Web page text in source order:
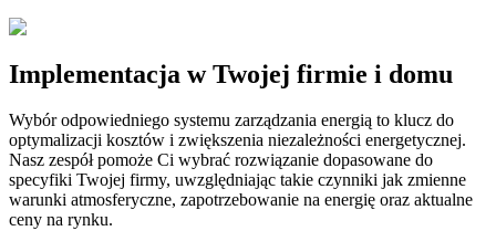
Implementacja w Twojej firmie i domu
Wybór odpowiedniego systemu zarządzania energią to klucz do
optymalizacji kosztów i zwiększenia niezależności energetycznej.
Nasz zespół pomoże Ci wybrać rozwiązanie dopasowane do
specyfiki Twojej firmy, uwzględniając takie czynniki jak zmienne
warunki atmosferyczne, zapotrzebowanie na energię oraz aktualne
ceny na rynku.